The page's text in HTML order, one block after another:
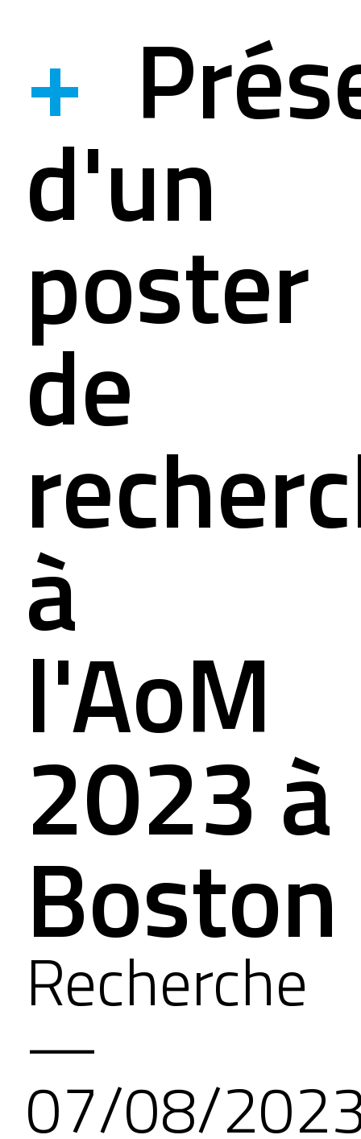
à la
pour
+
d'un
poster
de
à
l'AoM
2023 à
Boston
Recherche
—
07/08/